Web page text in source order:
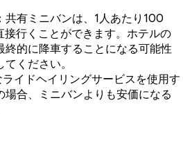
共有ミニバンは、1人あたり100
接行くことができます。ホテルの
終的に降車することになる可能性
ください。
イドヘイリングサービスを使用す
場合、ミニバンよりも安価になる